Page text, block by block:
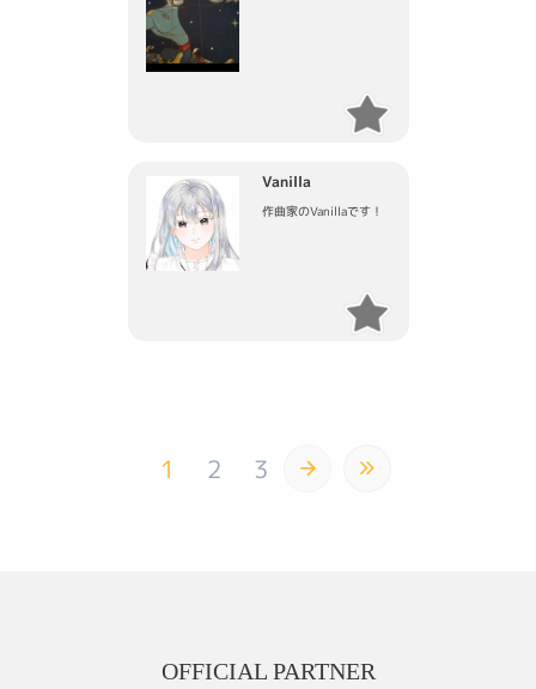
Vanilla
作曲家のVanillaです！
1 2 3
OFFICIAL PARTNER